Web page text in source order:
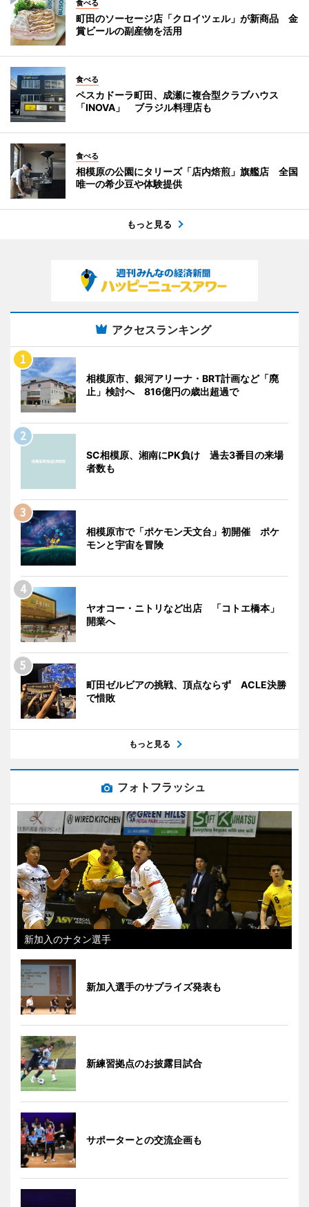
食べる
町田のソーセージ店「クロイツェル」が新商品 金
賞ビールの副産物を活用
食べる
ペスカドーラ町田、成瀬に複合型クラブハウス
「INOVA」 ブラジル料理店も
食べる
相模原の公園にタリーズ「店内焙煎」旗艦店 全国
唯一の希少豆や体験提供
もっと見る
アクセスランキング
相模原市、銀河アリーナ・BRT計画など「廃
止」検討へ 816億円の歳出超過で
SC相模原、湘南にPK負け 過去3番目の来場
者数も
相模原市で「ポケモン天文台」初開催 ポケ
モンと宇宙を冒険
ヤオコー・ニトリなど出店 「コトエ橋本」
開業へ
町田ゼルビアの挑戦、頂点ならず ACLE決勝
で惜敗
もっと見る
フォトフラッシュ
新加入のナタン選手
新加入選手のサプライズ発表も
新練習拠点のお披露目試合
サポーターとの交流企画も